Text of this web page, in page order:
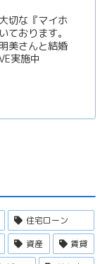
切な『マイホ
ております。
美さんと結婚
実施中
住宅ローン
資産
賃貸